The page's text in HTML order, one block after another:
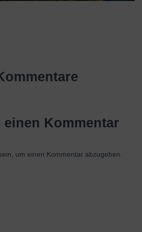
einen Kommentar
um einen Kommentar abzugeben.